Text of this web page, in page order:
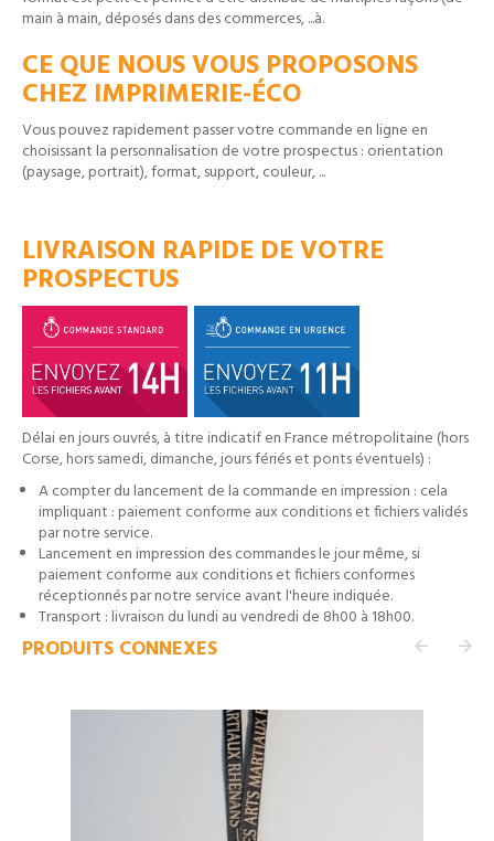
main à main, déposés dans des commerces, ...à.
CE QUE NOUS VOUS PROPOSONS
CHEZ IMPRIMERIE-ÉCO
Vous pouvez rapidement passer votre commande en ligne en
choisissant la personnalisation de votre prospectus : orientation
(paysage, portrait), format, support, couleur, ...
LIVRAISON RAPIDE DE VOTRE
PROSPECTUS
Délai en jours ouvrés, à titre indicatif en France métropolitaine (hors
Corse, hors samedi, dimanche, jours fériés et ponts éventuels) :
A compter du lancement de la commande en impression : cela
impliquant : paiement conforme aux conditions et fichiers validés
par notre service.
Lancement en impression des commandes le jour même, si
paiement conforme aux conditions et fichiers conformes
réceptionnés par notre service avant l'heure indiquée.
Transport : livraison du lundi au vendredi de 8h00 à 18h00.
PRODUITS CONNEXES